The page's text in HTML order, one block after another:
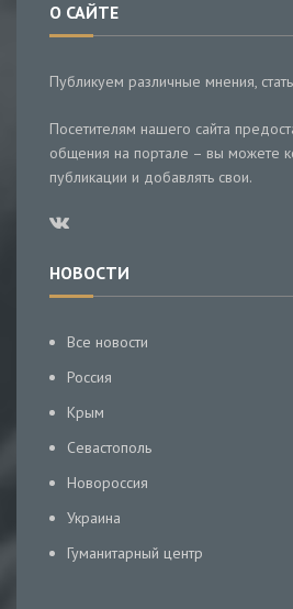
О САЙТЕ
Публикуем различные мнения,
Посетителям нашего сайта
общения на портале – вы можете
публикации и добавлять свои.
НОВОСТИ
Все новости
Россия
Крым
Севастополь
Новороссия
Украина
Гуманитарный центр